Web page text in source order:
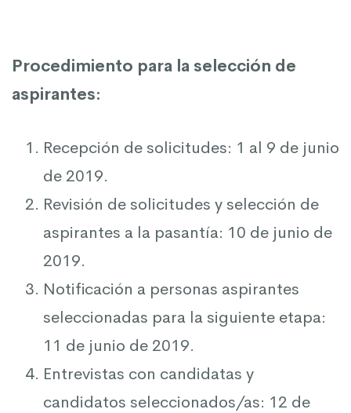
Procedimiento para la selección de
aspirantes:
Recepción de solicitudes: 1 al 9 de junio
de 2019.
Revisión de solicitudes y selección de
aspirantes a la pasantía: 10 de junio de
2019.
Notificación a personas aspirantes
seleccionadas para la siguiente etapa:
11 de junio de 2019.
Entrevistas con candidatas y
candidatos seleccionados/as: 12 de